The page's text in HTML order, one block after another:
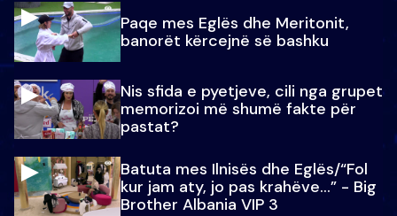
Paqe mes Eglës dhe Meritonit,
banorët kërcejnë së bashku
Nis sfida e pyetjeve, cili nga grupet
memorizoi më shumë fakte për
pastat?
Batuta mes Ilnisës dhe Eglës/“Fol
kur jam aty, jo pas krahëve…” - Big
Brother Albania VIP 3